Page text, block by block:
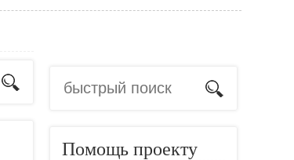
Помощь проекту